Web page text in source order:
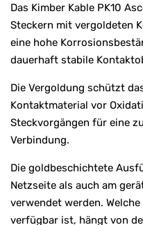
Das Kimber Kable PK10
Steckern mit vergoldeten
eine hohe
dauerhaft stabile
Die Vergoldung schützt
Kontaktmaterial vor
Steckvorgängen für eine
Verbindung.
Die goldbeschichtete
Netzseite als auch am
verwendet werden.
verfügbar ist, hängt von